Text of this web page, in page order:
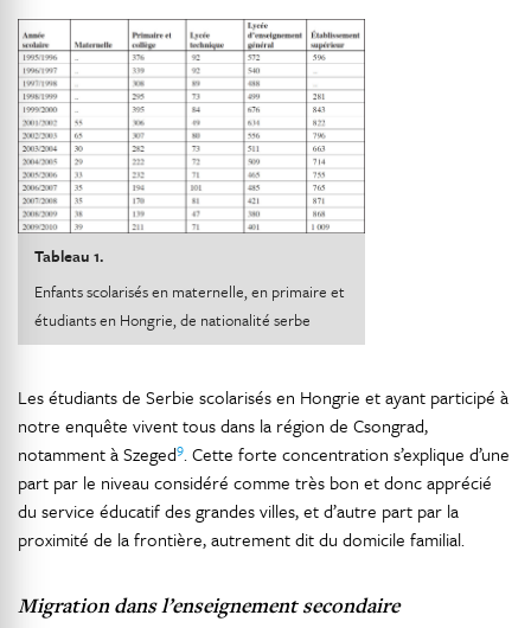
Tableau 1.
Enfants scolarisés en maternelle, en primaire et
étudiants en Hongrie, de nationalité serbe
Les étudiants de Serbie scolarisés en Hongrie et ayant participé à
notre enquête vivent tous dans la région de Csongrad,
notamment à Szeged9. Cette forte concentration s’explique d’une
part par le niveau considéré comme très bon et donc apprécié
du service éducatif des grandes villes, et d’autre part par la
proximité de la frontière, autrement dit du domicile familial.
Migration dans l’enseignement secondaire